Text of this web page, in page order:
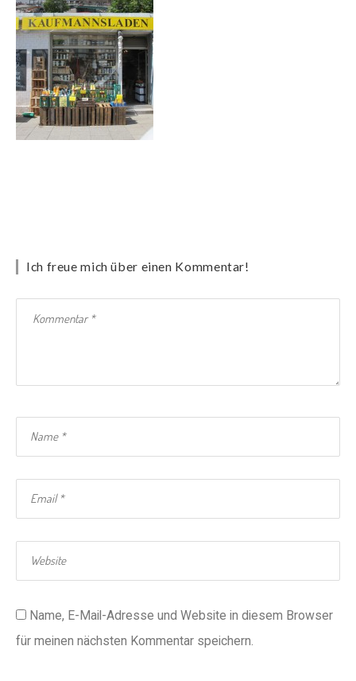
Ich freue mich über einen Kommentar!
Name, E-Mail-Adresse und Website in diesem Browser
für meinen nächsten Kommentar speichern.